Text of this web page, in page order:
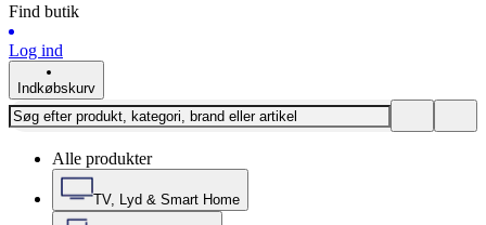
Find butik
Log ind
Indkøbskurv
Alle produkter
TV, Lyd & Smart Home